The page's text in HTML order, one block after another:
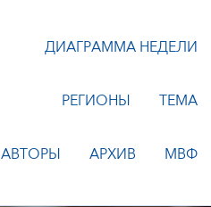
ДИАГРАММА НЕДЕЛИ
РЕГИОНЫ ТЕМА
АВТОРЫ АРХИВ МВФ